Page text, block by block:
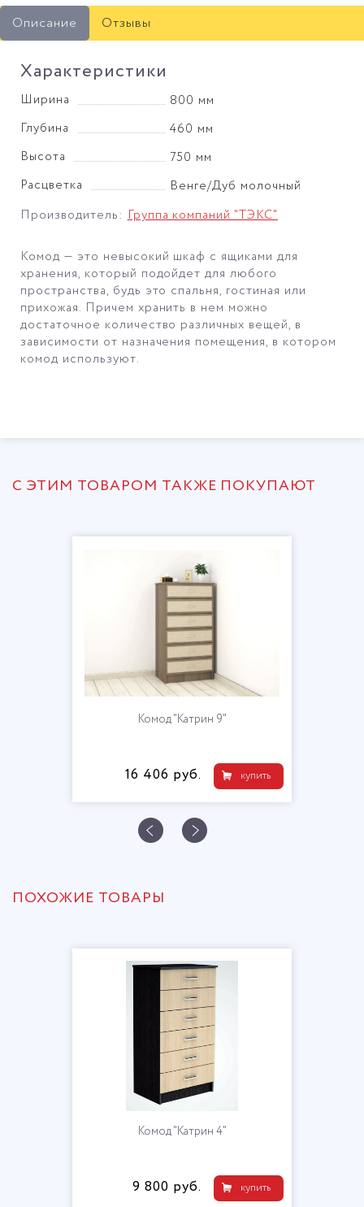
Описание Отзывы
Характеристики
Ширина
800 мм
Глубина
460 мм
Высота
750 мм
Расцветка
Венге/Дуб молочный
Производитель:Группа компаний "ТЭКС"
Комод — это невысокий шкаф с ящиками для
хранения, который подойдет для любого
пространства, будь это спальня, гостиная или
прихожая. Причем хранить в нем можно
достаточное количество различных вещей, в
зависимости от назначения помещения, в котором
комод используют.
С ЭТИМ ТОВАРОМ ТАКЖЕ ПОКУПАЮТ
Комод "Катрин 9"
купить
16 406 руб.
ПОХОЖИЕ ТОВАРЫ
Комод "Катрин 4"
купить
9 800 руб.